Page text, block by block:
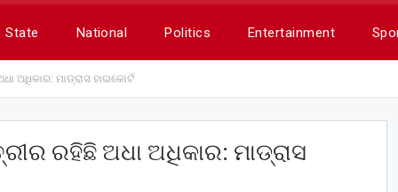
State National Politics Entertainment
ଅଧିକାର: ମାଡ୍ରାସ ହାଇକୋର୍ଟ
ରହିଛି ଅଧା ଅଧିକାର: ମାଡ୍ରାସ